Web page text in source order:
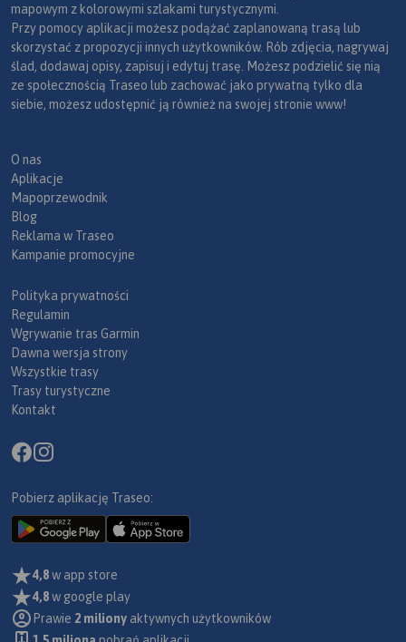
mapowym z kolorowymi szlakami turystycznymi.
Przy pomocy aplikacji możesz podążać zaplanowaną trasą lub
skorzystać z propozycji innych użytkowników. Rób zdjęcia, nagrywaj
ślad, dodawaj opisy, zapisuj i edytuj trasę. Możesz podzielić się nią
ze społecznością Traseo lub zachować jako prywatną tylko dla
siebie, możesz udostępnić ją również na swojej stronie www!
O nas
Aplikacje
Mapoprzewodnik
Blog
Reklama w Traseo
Kampanie promocyjne
Polityka prywatności
Regulamin
Wgrywanie tras Garmin
Dawna wersja strony
Wszystkie trasy
Trasy turystyczne
Kontakt
Pobierz aplikację Traseo:
4,8w app store
4,8w google play
Prawie 2 miliony aktywnych użytkowników